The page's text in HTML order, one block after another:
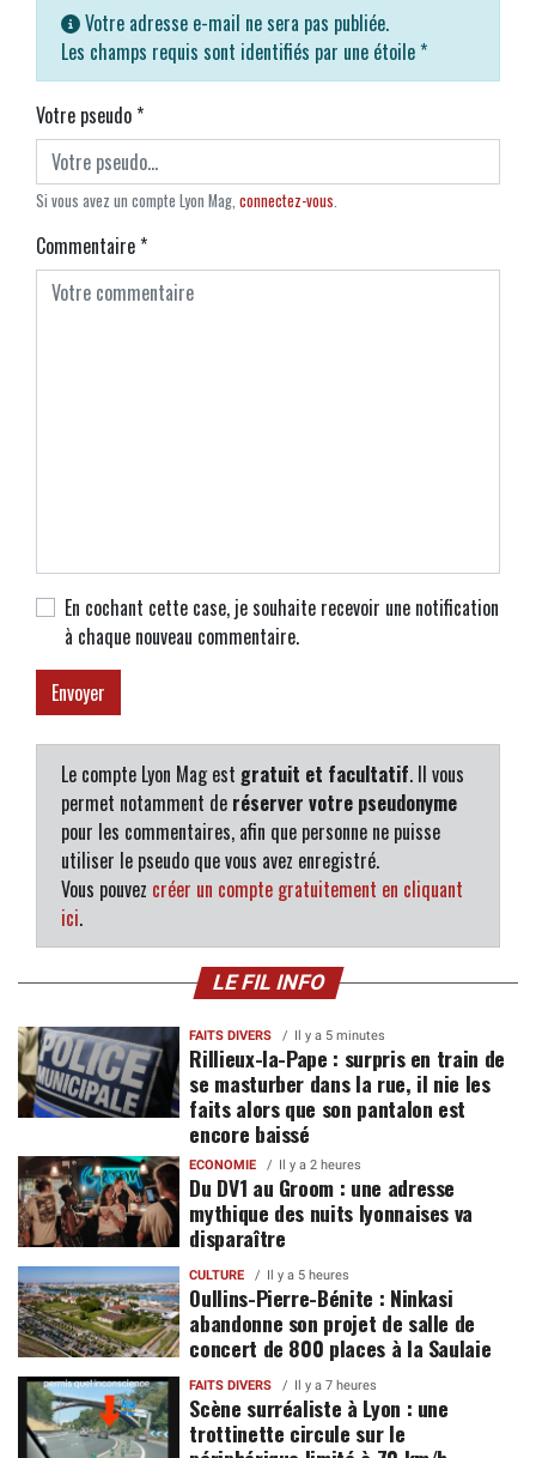
Votre adresse e-mail ne sera pas publiée.
Les champs requis sont identifiés par une étoile *
Votre pseudo*
Si vous avez un compte Lyon Mag, connectez-vous.
Commentaire*
En cochant cette case, je souhaite recevoir une notification
à chaque nouveau commentaire.
Le compte Lyon Mag est gratuit et facultatif. Il vous
permet notamment de réserver votre pseudonyme
pour les commentaires, afin que personne ne puisse
utiliser le pseudo que vous avez enregistré.
Vous pouvez créer un compte gratuitement en cliquant
ici.
LE FIL INFO
FAITS DIVERS Il y a 5 minutes
Rillieux-la-Pape : surpris en train de
se masturber dans la rue, il nie les
faits alors que son pantalon est
encore baissé
ECONOMIE Il y a 2 heures
Du DV1 au Groom : une adresse
mythique des nuits lyonnaises va
disparaître
CULTURE Il y a 5 heures
Oullins-Pierre-Bénite : Ninkasi
abandonne son projet de salle de
concert de 800 places à la Saulaie
FAITS DIVERS Il y a 7 heures
Scène surréaliste à Lyon : une
trottinette circule sur le